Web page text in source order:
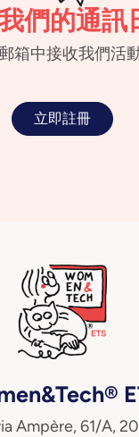
們的通訊
箱中接收我們活
立即註冊
Ampère, 61/A,